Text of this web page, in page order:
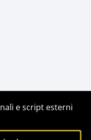
e script esterni